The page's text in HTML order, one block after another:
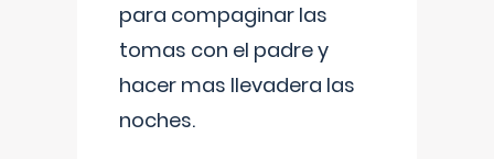
para compaginar las
tomas con el padre y
hacer mas llevadera las
noches.